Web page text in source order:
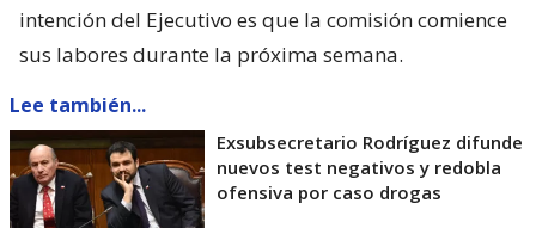
intención del Ejecutivo es que la comisión comience
sus labores durante la próxima semana.
Lee también...
Exsubsecretario Rodríguez difunde
nuevos test negativos y redobla
ofensiva por caso drogas